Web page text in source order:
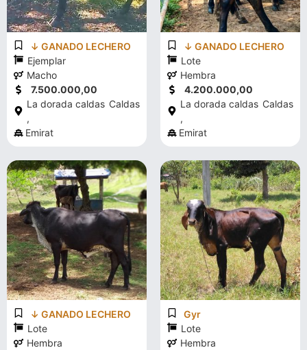
↓ GANADO LECHERO
Ejemplar
Macho
7.500.000,00
La dorada caldas
,
Caldas
Emirat
↓ GANADO LECHERO
Lote
Hembra
4.200.000,00
La dorada caldas
,
Caldas
Emirat
↓ GANADO LECHERO
Lote
Hembra
Gyr
Lote
Hembra